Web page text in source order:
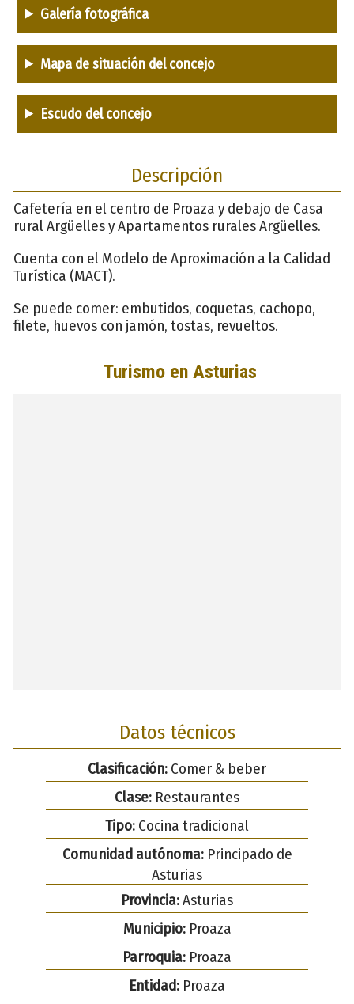
Galería fotográfica
Mapa de situación del concejo
Escudo del concejo
Descripción
Cafetería en el centro de Proaza y debajo de Casa
rural Argüelles y Apartamentos rurales Argüelles.
Cuenta con el Modelo de Aproximación a la Calidad
Turística (MACT).
Se puede comer: embutidos, coquetas, cachopo,
filete, huevos con jamón, tostas, revueltos.
Datos técnicos
Clasificación: Comer & beber
Clase: Restaurantes
Tipo: Cocina tradicional
Comunidad autónoma:Principado de
Asturias
Provincia:Asturias
Municipio:Proaza
Parroquia: Proaza
Entidad: Proaza